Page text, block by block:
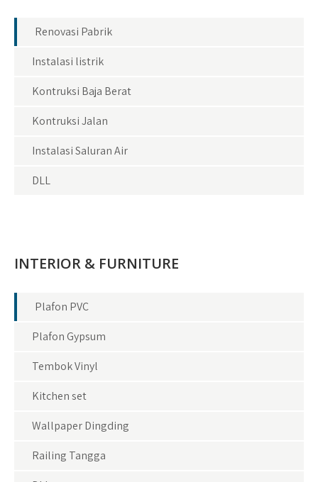
Renovasi Pabrik
Instalasi listrik
Kontruksi Baja Berat
Kontruksi Jalan
Instalasi Saluran Air
DLL
INTERIOR & FURNITURE
Plafon PVC
Plafon Gypsum
Tembok Vinyl
Kitchen set
Wallpaper Dingding
Railing Tangga